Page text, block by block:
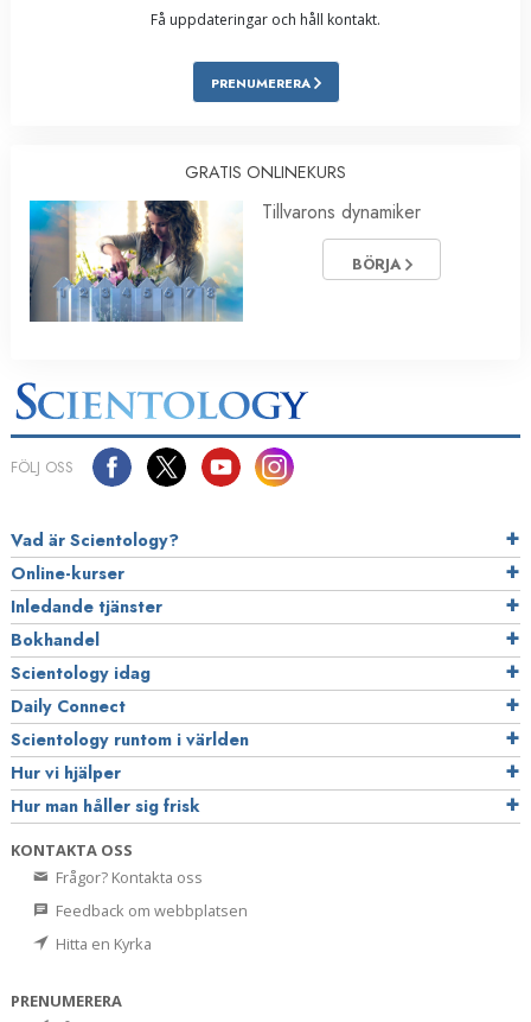
Få uppdateringar och håll kontakt.
PRENUMERERA
GRATIS ONLINEKURS
Tillvarons dynamiker
BÖRJA
FÖLJ OSS
Vad är Scientology?
Online-kurser
Inledande tjänster
Bokhandel
Scientology idag
Daily Connect
Scientology runtom i världen
Hur vi hjälper
Hur man håller sig frisk
KONTAKTA OSS
Frågor? Kontakta oss
Feedback om webbplatsen
Hitta en Kyrka
PRENUMERERA